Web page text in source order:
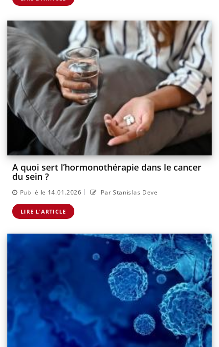
A quoi sert l’hormonothérapie dans le cancer
du sein ?
Publié le 14.01.2026 | Par Stanislas Deve
LIRE L'ARTICLE